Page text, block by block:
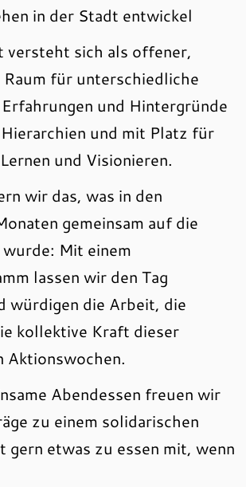
in der Stadt entwickel
versteht sich als offener,
für unterschiedliche
und Hintergründe
und mit Platz für
und Visionieren.
wir das, was in den
gemeinsam auf die
Mit einem
lassen wir den Tag
würdigen die Arbeit, die
kollektive Kraft dieser
Aktionswochen.
Abendessen freuen wir
zu einem solidarischen
gern etwas zu essen mit, wenn